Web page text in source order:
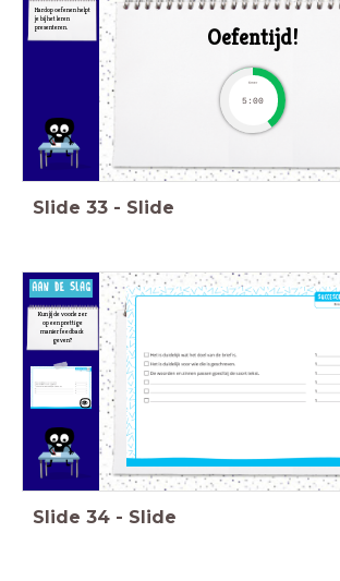
Oefentijd!
timer
5:00
Hardop oefenen helpt
je bij het leren
presenteren.
Slide 33 - Slide
Tijd om te presenteren.
Kun jij de voorlezer
op een prettige
manier feedback
geven?
Slide 34 - Slide